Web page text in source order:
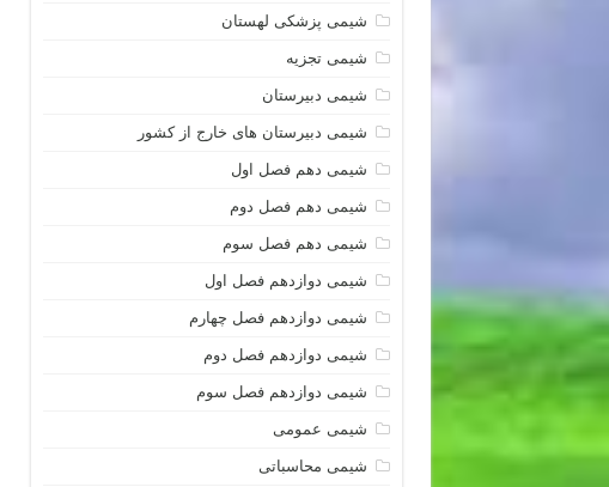
شیمی پزشکی لهستان
شیمی تجزیه
شیمی دبیرستان
شیمی دبیرستان های خارج از کشور
شیمی دهم فصل اول
شیمی دهم فصل دوم
شیمی دهم فصل سوم
شیمی دوازدهم فصل اول
شیمی دوازدهم فصل چهارم
شیمی دوازدهم فصل دوم
شیمی دوازدهم فصل سوم
شیمی عمومی
شیمی محاسباتی